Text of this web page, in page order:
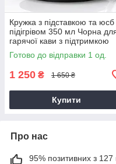
Кружка з підставкою та юсб
підігрівом 350 мл Чорна
гарячої кави з підтримкою
температури
Готово до відправки 1 од.
1 250 ₴ 1 650 ₴
Купити
Про нас
95% позитивних з 127